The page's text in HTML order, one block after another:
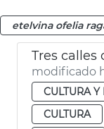
etelvina ofelia
modificado
CULTURA Y
CULTURA